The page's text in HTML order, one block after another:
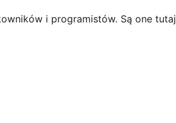
i programistów. Są one tutaj